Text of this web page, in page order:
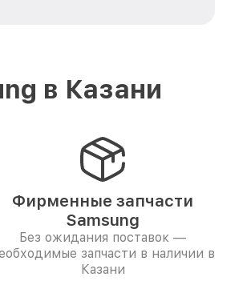
в Казани
Фирменные запчасти
Samsung
Без ожидания поставок —
запчасти в наличии в
Казани